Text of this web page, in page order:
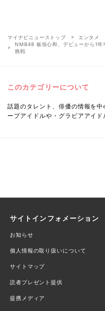
マイナビニューストップ エンタメ
NMB48 板垣心和、デビューから1年
挑戦
このカテゴリーについて
話題のタレント、俳優の情報を
ープアイドルや・グラビアアイド
サイトインフォメーション
お知らせ
個人情報の取り扱いについて
サイトマップ
読者プレゼント提供
提携メディア